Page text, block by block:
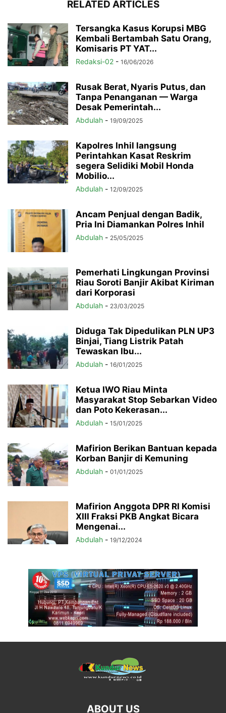
RELATED ARTICLES
Tersangka Kasus Korupsi MBG
Kembali Bertambah Satu Orang,
Komisaris PT YAT...
Redaksi-02 - 16/06/2026
Rusak Berat, Nyaris Putus, dan
Tanpa Penanganan — Warga
Desak Pemerintah...
Abdulah - 19/09/2025
Kapolres Inhil langsung
Perintahkan Kasat Reskrim
segera Selidiki Mobil Honda
Mobilio...
Abdulah - 12/09/2025
Ancam Penjual dengan Badik,
Pria Ini Diamankan Polres Inhil
Abdulah - 25/05/2025
Pemerhati Lingkungan Provinsi
Riau Soroti Banjir Akibat Kiriman
dari Korporasi
Abdulah - 23/03/2025
Diduga Tak Dipedulikan PLN UP3
Binjai, Tiang Listrik Patah
Tewaskan Ibu...
Abdulah - 16/01/2025
Ketua IWO Riau Minta
Masyarakat Stop Sebarkan Video
dan Poto Kekerasan...
Abdulah - 15/01/2025
Mafirion Berikan Bantuan kepada
Korban Banjir di Kemuning
Abdulah - 01/01/2025
Mafirion Anggota DPR RI Komisi
XIII Fraksi PKB Angkat Bicara
Mengenai...
Abdulah - 19/12/2024
ABOUT US